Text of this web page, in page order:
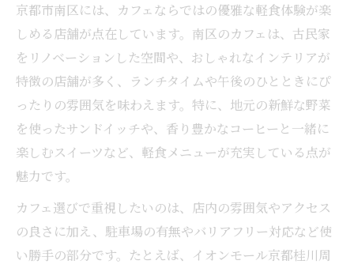
間
カフェのインテリアや雰囲気を楽しむポイ
カフェで味わう軽食が生む癒しの時間とは
友人や家族と分かち合うおしゃれなカフェ
体験
軽食ランチなら京都市南区で新発見を
南区カフェの軽食ランチが人気の理由を解
説
新しいカフェ軽食ランチの楽しみ方を提案
京都市南区には、カフェならではの優雅な軽食体験が楽
しめる店舗が点在しています。南区のカフェは、古民家
をリノベーションした空間や、おしゃれなインテリアが
特徴の店舗が多く、ランチタイムや午後のひとときにぴ
ったりの雰囲気を味わえます。特に、地元の新鮮な野菜
を使ったサンドイッチや、香り豊かなコーヒーと一緒に
楽しむスイーツなど、軽食メニューが充実している点が
魅力です。
カフェ選びで重視したいのは、店内の雰囲気やアクセス
の良さに加え、駐車場の有無やバリアフリー対応など使
い勝手の部分です。たとえば、イオンモール京都桂川周